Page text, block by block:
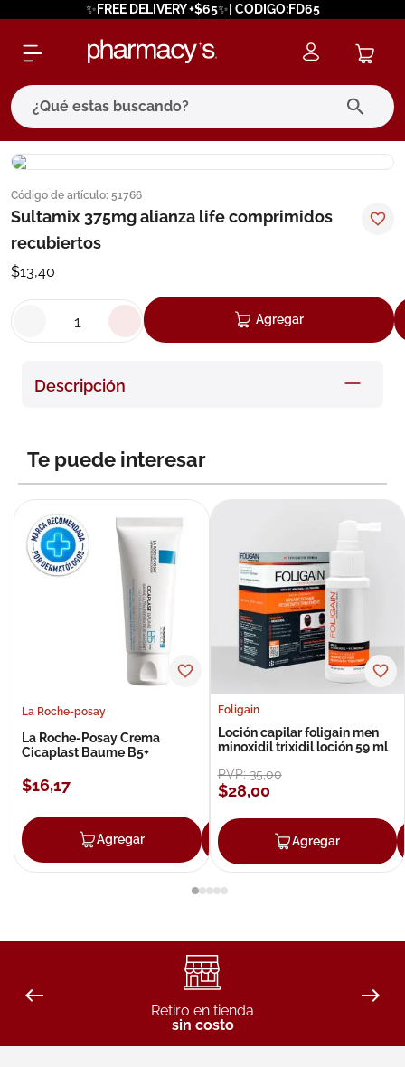
✨FREE DELIVERY +$65✨| CODIGO:FD65
¿Qué estas buscando?
Código de artículo: 51766
Sultamix 375mg alianza life comprimidos
recubiertos
$13,40
Agregar
Descripción
Te puede interesar
La Roche-posay
La Roche-Posay Crema
Cicaplast Baume B5+
$16,17
Agregar Agregar
Foligain
Loción capilar foligain men
minoxidil trixidil loción 59 ml
PVP:35,00
$28,00
Agregar
Retiro en tienda
sin costo
términos más buscados
1. eucerin
cerave
7. isdin
9 nivea
10.pañales